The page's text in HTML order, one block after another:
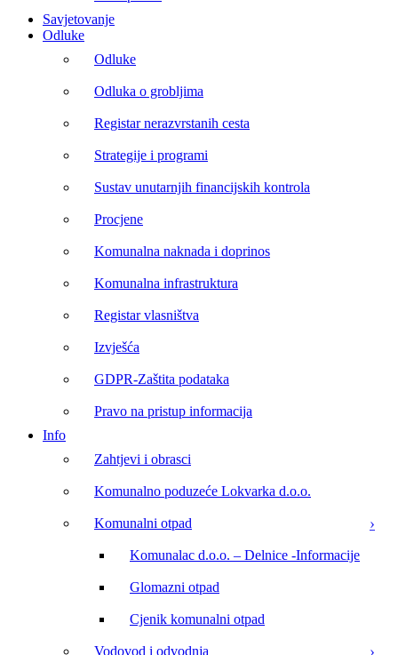
Savjetovanje
Odluke
Odluke
Odluka o grobljima
Registar nerazvrstanih cesta
Strategije i programi
Sustav unutarnjih financijskih kontrola
Procjene
Komunalna naknada i doprinos
Komunalna infrastruktura
Registar vlasništva
Izvješća
GDPR-Zaštita podataka
Pravo na pristup informacija
Info
Zahtjevi i obrasci
Komunalno poduzeće Lokvarka d.o.o.
Komunalni otpad
Komunalac d.o.o. – Delnice -Informacije
Glomazni otpad
Cjenik komunalni otpad
Vodovod i odvodnja